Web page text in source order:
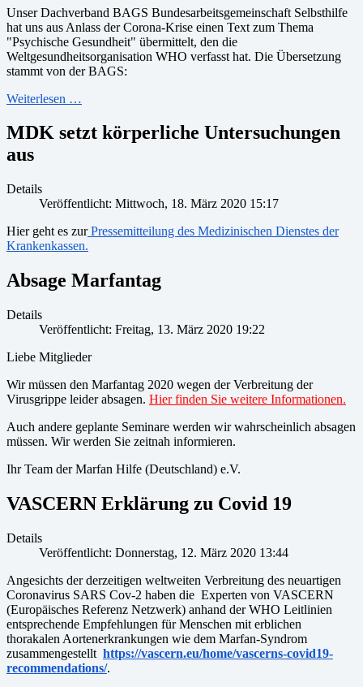
Unser Dachverband BAGS Bundesarbeitsgemeinschaft Selbsthilfe
hat uns aus Anlass der Corona-Krise einen Text zum Thema
"Psychische Gesundheit" übermittelt, den die
Weltgesundheitsorganisation WHO verfasst hat. Die Übersetzung
stammt von der BAGS:
Weiterlesen …
MDK setzt körperliche Untersuchungen
aus
Details
Veröffentlicht: Mittwoch, 18. März 2020 15:17
Hier geht es zurPressemitteilung des Medizinischen Dienstes der
Krankenkassen.
Absage Marfantag
Details
Veröffentlicht: Freitag, 13. März 2020 19:22
Liebe Mitglieder
Wir müssen den Marfantag 2020 wegen der Verbreitung der
Virusgrippe leider absagen. Hier finden Sie weitere Informationen.
Auch andere geplante Seminare werden wir wahrscheinlich absagen
müssen. Wir werden Sie zeitnah informieren.
Ihr Team der Marfan Hilfe (Deutschland) e.V.
VASCERN Erklärung zu Covid 19
Details
Veröffentlicht: Donnerstag, 12. März 2020 13:44
Angesichts der derzeitigen weltweiten Verbreitung des neuartigen
Coronavirus SARS Cov-2 haben die Experten von VASCERN
(Europäisches Referenz Netzwerk) anhand der WHO Leitlinien
entsprechende Empfehlungen für Menschen mit erblichen
thorakalen Aortenerkrankungen wie dem Marfan-Syndrom
zusammengestellt https://vascern.eu/home/vascerns-covid19-
recommendations/.